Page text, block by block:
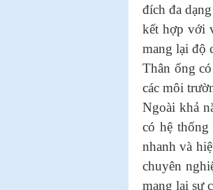
đích đa
kết hợp với
mang lại độ
Thân ống
các môi
Ngoài khả
có hệ
nhanh và
chuyên
mang lại sự